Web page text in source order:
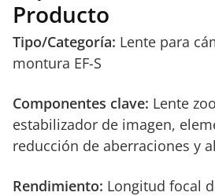
Producto
Tipo/Categoría: Lente para
montura EF-S
Componentes clave: Lente
estabilizador de imagen,
reducción de aberraciones y
Rendimiento: Longitud focal